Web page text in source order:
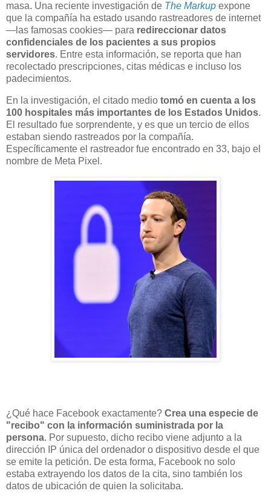
masa. Una reciente investigación de The Markup expone
que la compañía ha estado usando rastreadores de internet
—las famosas cookies— para redireccionar datos
confidenciales de los pacientes a sus propios
servidores. Entre esta información, se reporta que han
recolectado prescripciones, citas médicas e incluso los
padecimientos.
En la investigación, el citado medio tomó en cuenta a los
100 hospitales más importantes de los Estados Unidos.
El resultado fue sorprendente, y es que un tercio de ellos
estaban siendo rastreados por la compañía.
Específicamente el rastreador fue encontrado en 33, bajo el
nombre de Meta Pixel.
¿Qué hace Facebook exactamente? Crea una especie de
"recibo" con la información suministrada por la
persona. Por supuesto, dicho recibo viene adjunto a la
dirección IP única del ordenador o dispositivo desde el que
se emite la petición. De esta forma, Facebook no solo
estaba extrayendo los datos de la cita, sino también los
datos de ubicación de quien la solicitaba.